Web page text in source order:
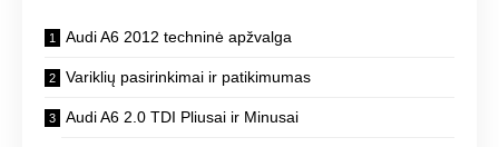
Audi A6 2012 techninė apžvalga
Variklių pasirinkimai ir patikimumas
Audi A6 2.0 TDI Pliusai ir Minusai